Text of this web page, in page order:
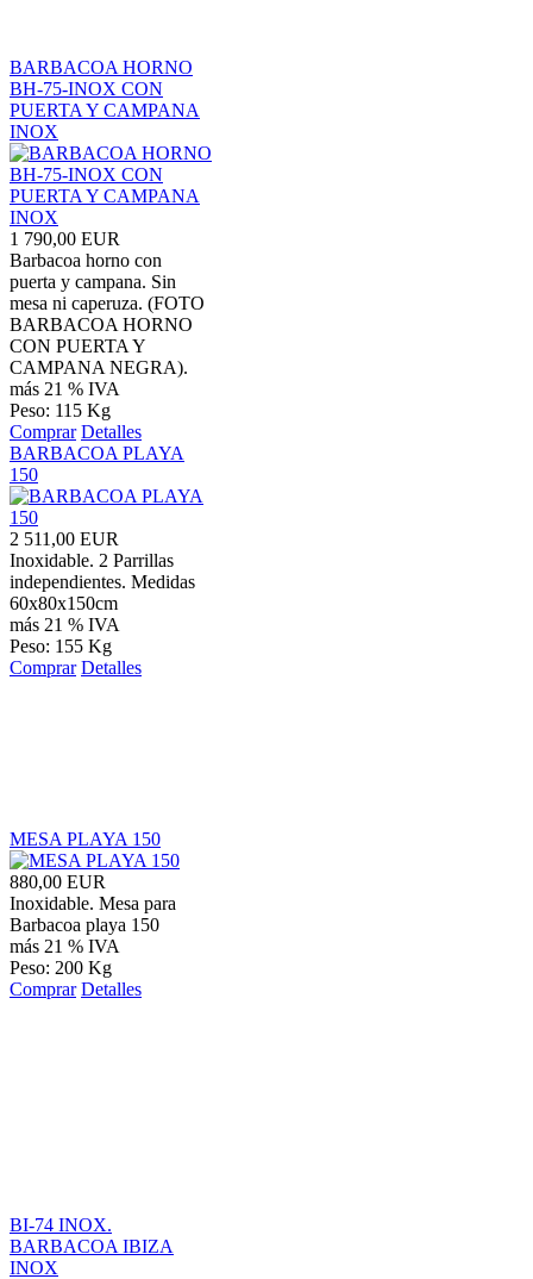
BARBACOA HORNO
BH-75-INOX CON
PUERTA Y CAMPANA
INOX
1 790,00 EUR
Barbacoa horno con
puerta y campana. Sin
mesa ni caperuza. (FOTO
BARBACOA HORNO
CON PUERTA Y
CAMPANA NEGRA).
más 21 % IVA
Peso: 115 Kg
Comprar Detalles
BARBACOA PLAYA
150
2 511,00 EUR
Inoxidable. 2 Parrillas
independientes. Medidas
60x80x150cm
más 21 % IVA
Peso: 155 Kg
Comprar Detalles
MESA PLAYA 150
880,00 EUR
Inoxidable. Mesa para
Barbacoa playa 150
más 21 % IVA
Peso: 200 Kg
Comprar Detalles
BI-74 INOX.
BARBACOA IBIZA
INOX